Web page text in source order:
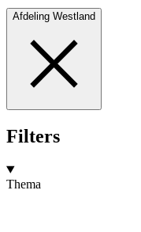
Afdeling Westland
Filters
Thema